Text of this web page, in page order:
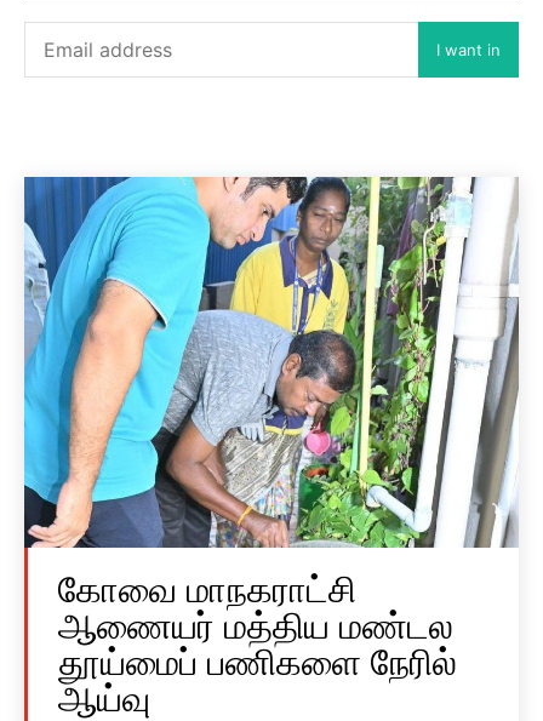
I want in
கோவை மாநகராட்சி
ஆணையர் மத்திய மண்டல
தூய்மைப் பணிகளை நேரில்
ஆய்வு